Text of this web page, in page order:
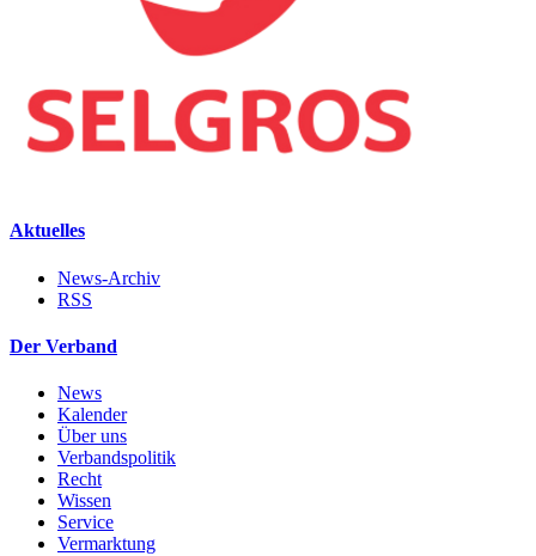
Aktuelles
News-Archiv
RSS
Der Verband
News
Kalender
Über uns
Verbandspolitik
Recht
Wissen
Service
Vermarktung